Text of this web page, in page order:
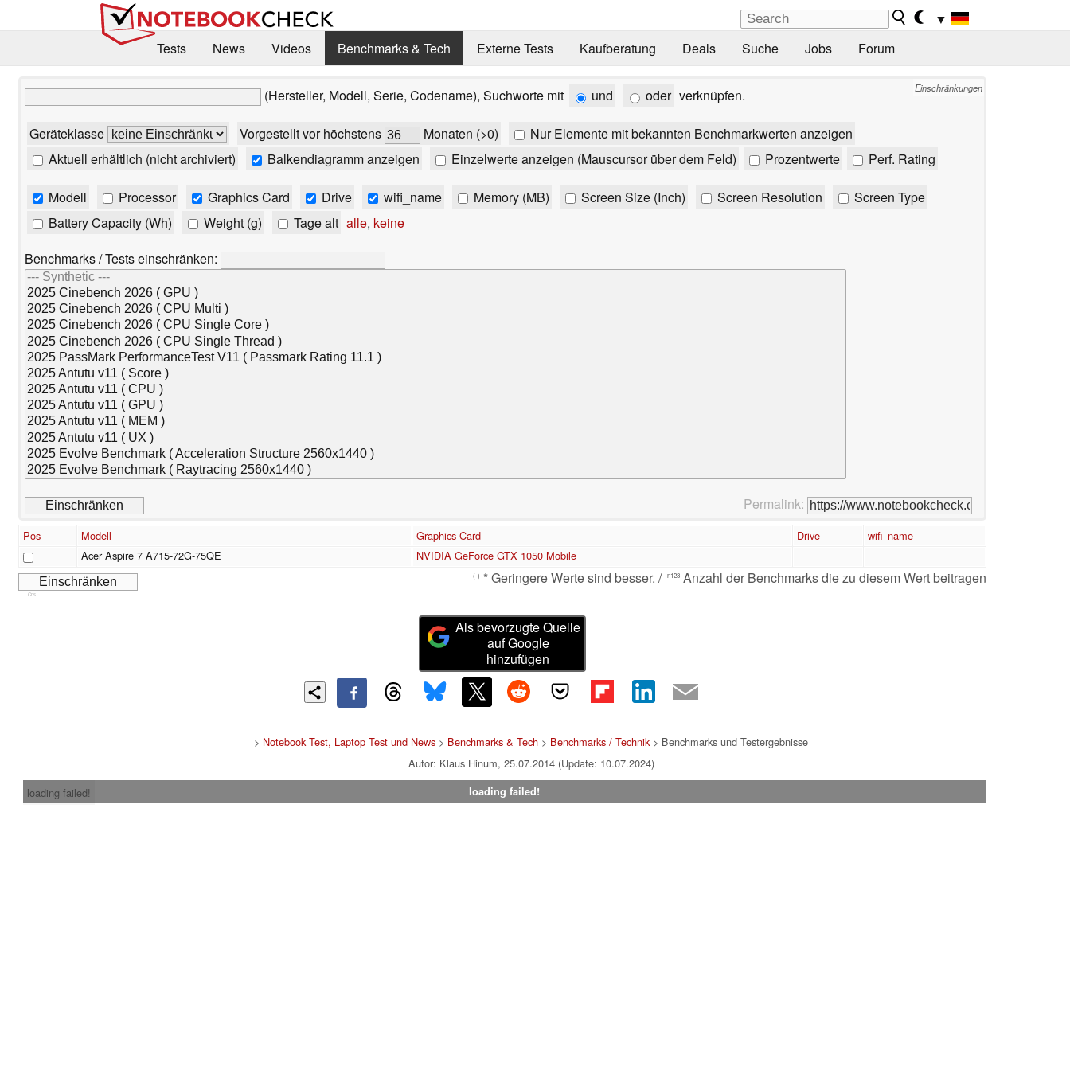
▼
Tests
News Videos Benchmarks & Tech Externe Tests Kaufberatung Deals Suche Jobs Forum
Einschränkungen
(Hersteller, Modell, Serie, Codename), Suchworte mit und oder verknüpfen.
Geräteklasse Vorgestellt vor höchstens Monaten (>0)
Nur Elemente mit bekannten Benchmarkwerten anzeigen
Aktuell erhältlich (nicht archiviert)
Balkendiagramm anzeigen Einzelwerte anzeigen (Mauscursor über dem Feld) Prozentwerte Perf. Rating
Modell Processor Graphics Card Drive wifi_name Memory (MB) Screen Size (Inch) Screen Resolution
Screen Type
Battery Capacity (Wh)
Weight (g) Tage alt alle, keine
Benchmarks / Tests einschränken:
Permalink:
Pos Modell Graphics Card Drive
wifi_name
Acer Aspire 7 A715-72G-75QE
NVIDIA GeForce GTX 1050 Mobile
(-) * Geringere Werte sind besser. / n123 Anzahl der Benchmarks die zu diesem Wert beitragen
Cns
Als bevorzugte Quelle
auf Google
hinzufügen
> Notebook Test, Laptop Test und News > Benchmarks & Tech > Benchmarks / Technik> Benchmarks und Testergebnisse
Autor: Klaus Hinum, 25.07.2014 (Update: 10.07.2024)
loading failed!
loading failed!